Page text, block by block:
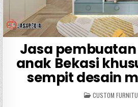
Jasa
anak Bekasi
sempit desain
POSTED
IN
CUSTOM